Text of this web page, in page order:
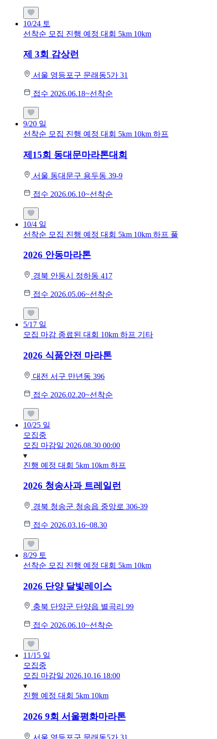
10/24 토
선착순 모집 진행 예정 대회 5km 10km
제 3회 감상런
서울 영등포구 문래동5가 31
접수 2026.06.18~선착순
9/20 일
선착순 모집 진행 예정 대회 5km 10km 하프
제15회 동대문마라톤대회
서울 동대문구 용두동 39-9
접수 2026.06.10~선착순
10/4 일
선착순 모집 진행 예정 대회 5km 10km 하프 풀
2026 안동마라톤
경북 안동시 정하동 417
접수 2026.05.06~선착순
5/17 일
모집 마감 종료된 대회 10km 하프 기타
2026 식품안전 마라톤
대전 서구 만년동 396
접수 2026.02.20~선착순
10/25 일
모집중
모집 마감일 2026.08.30 00:00
진행 예정 대회 5km 10km 하프
2026 청송사과 트레일런
경북 청송군 청송읍 중앙로 306-39
접수 2026.03.16~08.30
8/29 토
선착순 모집 진행 예정 대회 5km 10km
2026 단양 달빛레이스
충북 단양군 단양읍 별곡리 99
접수 2026.06.10~선착순
11/15 일
모집중
모집 마감일 2026.10.16 18:00
진행 예정 대회 5km 10km
2026 9회 서울평화마라톤
서울 영등포구 문래동5가 31